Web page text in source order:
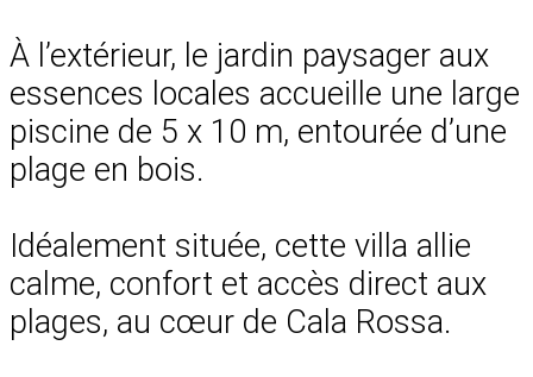
À l’extérieur, le jardin paysager aux
essences locales accueille une large
piscine de 5 x 10 m, entourée d’une
plage en bois.
Idéalement située, cette villa allie
calme, confort et accès direct aux
plages, au cœur de Cala Rossa.